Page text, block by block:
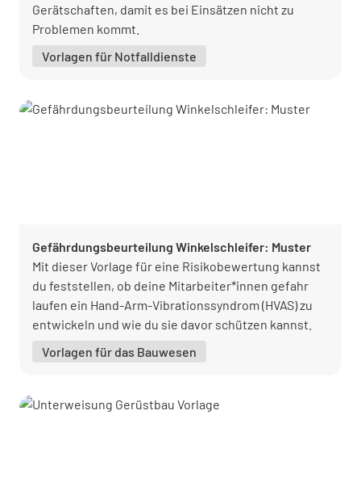
Gerätschaften, damit es bei Einsätzen nicht zu
Problemen kommt.
Vorlagen für Notfalldienste
Gefährdungsbeurteilung Winkelschleifer: Muster
Mit dieser Vorlage für eine Risikobewertung kannst
du feststellen, ob deine Mitarbeiter*innen gefahr
laufen ein Hand-Arm-Vibrationssyndrom (HVAS) zu
entwickeln und wie du sie davor schützen kannst.
Vorlagen für das Bauwesen